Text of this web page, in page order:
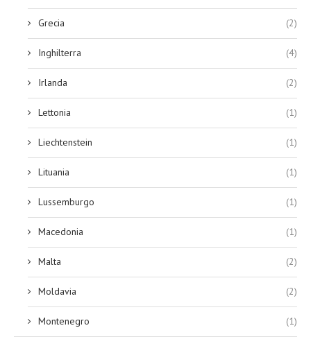
Grecia (2)
Inghilterra (4)
Irlanda (2)
Lettonia (1)
Liechtenstein (1)
Lituania (1)
Lussemburgo (1)
Macedonia (1)
Malta (2)
Moldavia (2)
Montenegro (1)